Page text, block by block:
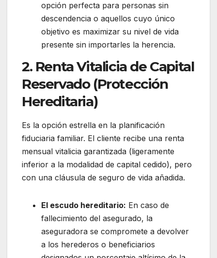
opción perfecta para personas sin
descendencia o aquellos cuyo único
objetivo es maximizar su nivel de vida
presente sin importarles la herencia.
2. Renta Vitalicia de Capital
Reservado (Protección
Hereditaria)
Es la opción estrella en la planificación
fiduciaria familiar. El cliente recibe una renta
mensual vitalicia garantizada (ligeramente
inferior a la modalidad de capital cedido), pero
con una cláusula de seguro de vida añadida.
El escudo hereditario: En caso de
fallecimiento del asegurado, la
aseguradora se compromete a devolver
a los herederos o beneficiarios